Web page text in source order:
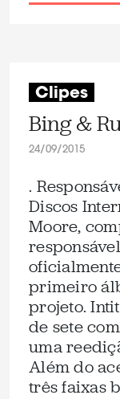
Clipes
Bing &
24/09/2015
.
Discos
Moore,
primeiro
projeto.
de sete
uma
Além do
três faixas